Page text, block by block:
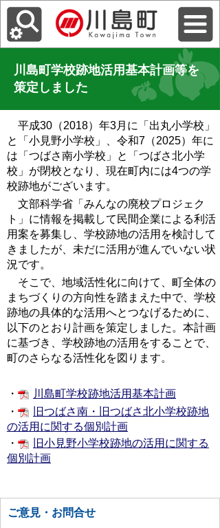
川島町学校跡地活用基本計画等を
策定しました
平成30（2018）年3月に「出丸小学校」
と「小見野小学校」、令和7（2025）年に
は「つばさ南小学校」と「つばさ北小学
校」が閉校となり、現在町内には4つの学
校跡地がございます。
文部科学省「みんなの廃校プロジェク
ト」に情報を掲載して民間企業による利活
用案を募集し、学校跡地の活用を検討して
きましたが、未だに活用が進んでいない状
況です。
そこで、地域活性化に向けて、町全体の
まちづくりの方向性を踏まえた中で、学校
跡地の具体的な活用へとつなげるために、
以下のとおり計画を策定しました。本計画
に基づき、学校跡地の活用をすることで、
町のさらなる活性化を図ります。
・
川島町学校跡地活用基本計画
・
旧つばさ南・旧つばさ北小学校跡地
の活用に関する個別計画
・
旧小見野小学校跡地の活用に関する
個別計画
ご意見・お問合せ